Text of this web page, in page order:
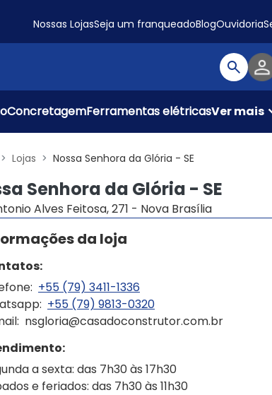
Nossas LojasSeja um franqueadoBlogOuvidoria
ConcretagemFerramentas elétricasVer mais
Lojas Nossa Senhora da Glória - SE
Senhora da Glória - SE
Alves Feitosa, 271 - Nova Brasília
da loja
+55 (79) 3411-1336
+55 (79) 9813-0320
nsgloria@casadoconstrutor.com.br
a sexta: das 7h30 às 17h30
e feriados: das 7h30 às 11h30